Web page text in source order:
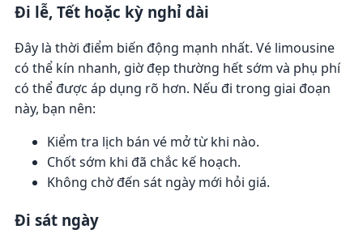
Đi lễ, Tết hoặc kỳ nghỉ dài
Đây là thời điểm biến động mạnh nhất. Vé limousine
có thể kín nhanh, giờ đẹp thường hết sớm và phụ phí
có thể được áp dụng rõ hơn. Nếu đi trong giai đoạn
này, bạn nên:
Kiểm tra lịch bán vé mở từ khi nào.
Chốt sớm khi đã chắc kế hoạch.
Không chờ đến sát ngày mới hỏi giá.
Đi sát ngày